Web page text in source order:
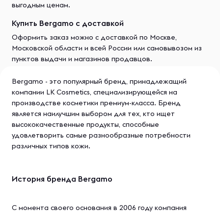
выгодным ценам.
Купить Bergamo с доставкой
Оформить заказ можно с доставкой по Москве,
Московской области и всей России или самовывозом из
пунктов выдачи и магазинов продавцов.
Bergamo - это популярный бренд, принадлежащий
компании LK Cosmetics, специализирующейся на
производстве косметики премиум-класса. Бренд
является наилучшим выбором для тех, кто ищет
высококачественные продукты, способные
удовлетворить самые разнообразные потребности
различных типов кожи.
История бренда Bergamo
С момента своего основания в 2006 году компания